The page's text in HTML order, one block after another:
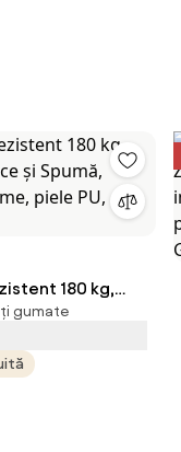
180 kg,
și Spumă,
piele PU,
gumate